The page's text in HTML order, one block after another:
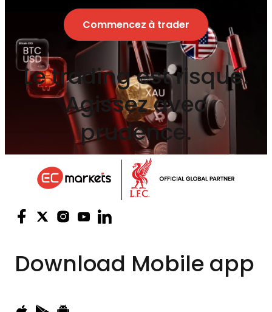
Commencez à trader
Le trading est risqué.
Agissez avec
prudence.
Download Mobile app